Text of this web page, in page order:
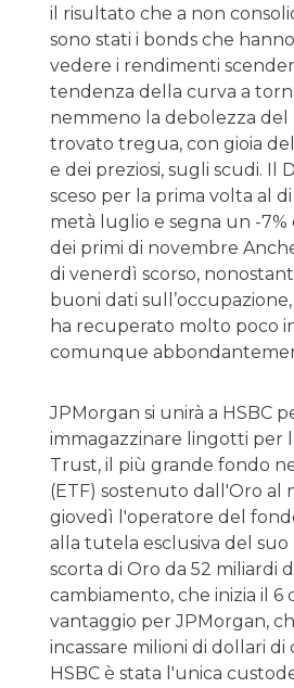
il risultato che a non
sono stati i bonds che
vedere i rendimenti
tendenza della curva a
nemmeno la debolezza del
trovato tregua, con gioia
e dei preziosi, sugli scudi. Il
sceso per la prima volta al
metà luglio e segna un -7%
dei primi di novembre
di venerdì scorso,
buoni dati
ha recuperato molto poco
comunque
JPMorgan si unirà a HSBC
immagazzinare lingotti per
Trust, il più grande fondo
(ETF) sostenuto dall'Oro al
giovedì l'operatore del
alla tutela esclusiva del suo
scorta di Oro da 52 miliardi
cambiamento, che inizia il 6
vantaggio per JPMorgan,
incassare milioni di dollari di
HSBC è stata l'unica